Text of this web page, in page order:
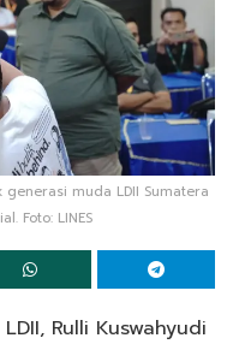
generasi muda LDII Sumatera
Foto: LINES
Rulli Kuswahyudi